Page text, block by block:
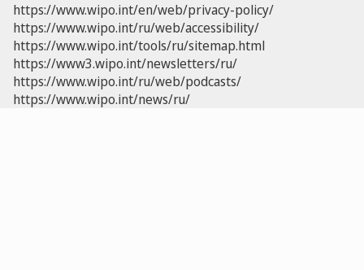
https://www.wipo.int/en/web/privacy-policy/
https://www.wipo.int/ru/web/accessibility/
https://www.wipo.int/tools/ru/sitemap.html
https://www3.wipo.int/newsletters/ru/
https://www.wipo.int/ru/web/podcasts/
https://www.wipo.int/news/ru/